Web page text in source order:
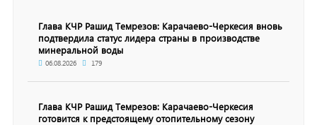
Глава КЧР Рашид Темрезов: Карачаево-Черкесия вновь
подтвердила статус лидера страны в производстве
минеральной воды
06.08.2026 179
Глава КЧР Рашид Темрезов: Карачаево-Черкесия
готовится к предстоящему отопительному сезону